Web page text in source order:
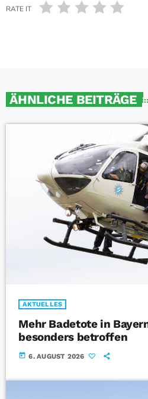
RATE IT
ÄHNLICHE BEITRÄGE
AKTUELLES
Mehr Badetote in
besonders betroffen
today 6. AUGUST 2026